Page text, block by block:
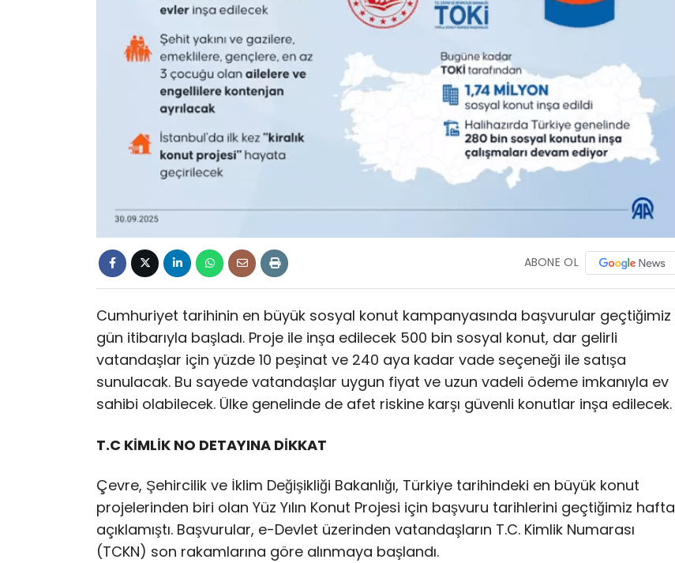
ABONE OL
Cumhuriyet tarihinin en büyük sosyal konut kampanyasında başvurular geçtiğimiz
gün itibarıyla başladı. Proje ile inşa edilecek 500 bin sosyal konut, dar gelirli
vatandaşlar için yüzde 10 peşinat ve 240 aya kadar vade seçeneği ile satışa
sunulacak. Bu sayede vatandaşlar uygun fiyat ve uzun vadeli ödeme imkanıyla ev
sahibi olabilecek. Ülke genelinde de afet riskine karşı güvenli konutlar inşa edilecek.
T.C KİMLİK NO DETAYINA DİKKAT
Çevre, Şehircilik ve İklim Değişikliği Bakanlığı, Türkiye tarihindeki en büyük konut
projelerinden biri olan Yüz Yılın Konut Projesi için başvuru tarihlerini geçtiğimiz hafta
açıklamıştı. Başvurular, e-Devlet üzerinden vatandaşların T.C. Kimlik Numarası
(TCKN) son rakamlarına göre alınmaya başlandı.